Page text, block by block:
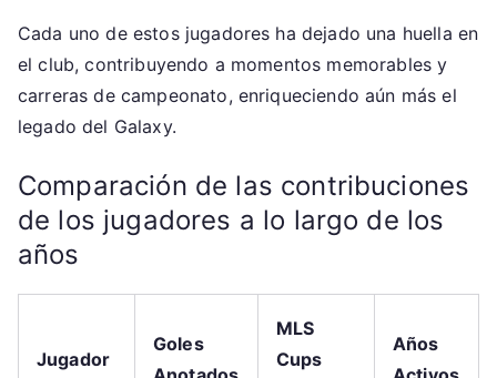
Cada uno de estos jugadores ha dejado una huella en
el club, contribuyendo a momentos memorables y
carreras de campeonato, enriqueciendo aún más el
legado del Galaxy.
Comparación de las contribuciones
de los jugadores a lo largo de los
años
Jugador
Goles
MLS
Cups
Años